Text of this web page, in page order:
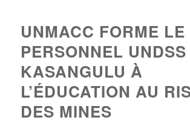
UNMACC FORME LE
PERSONNEL
KASANGULU À
L’ÉDUCATION AU
DES MINES